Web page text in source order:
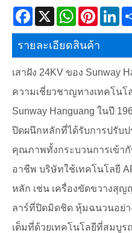
Facebook
X WhatsAppPinterest
รายละเอียดสินค้า
เสาฝัง 24KV ของ Sunway
ความเชี่ยวชาญทางเทคโน
Sunway Hanguang ในปี
ปิดผนึกหลักที่ได้รับการปรับ
คุณภาพทั้งกระบวนการเข้า
อาชีพ บริษัทใช้เทคโนโลยี
หลัก เช่น เครื่องขัดขวางสุญ
ลาร์ที่ปิดมิดชิด หุ้มฉนวนอย่า
เต็มที่ด้วยเทคโนโลยีที่สมบู